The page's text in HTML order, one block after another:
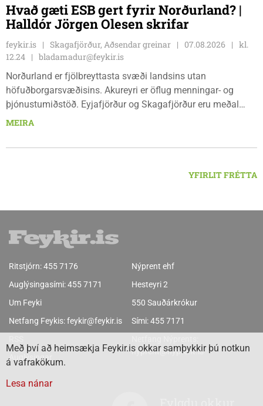
Hvað gæti ESB gert fyrir Norðurland? |
Halldór Jörgen Olesen skrifar
feykir.is Skagafjörður, Aðsendar greinar 07.08.2026
kl.
12.24
bladamadur@feykir.is
Norðurland er fjölbreyttasta svæði landsins utan
höfuðborgarsvæðisins. Akureyri er öflug menningar- og
þjónustumiðstöð. Eyjafjörður og Skagafjörður eru meðal
bestu landbúnaðarsvæða landsins. Dalvík, Siglufjörður og
svæðinu er verið að þróa orkuverkefni og nýsköpun.
MEIRA
YFIRLIT FRÉTTA
Ritstjórn:455 7176
Auglýsingasími:455 7171
Um Feyki
Netfang Feykis:feykir@feykir.is
Auglýsingar
Nýprent ehf
Hesteyri 2
550 Sauðárkrókur
Sími:455 7171
nyprent@nyprent.is
Með því að heimsækja Feykir.is okkar samþykkir þú notkun
á vafrakökum.
Lesa nánar